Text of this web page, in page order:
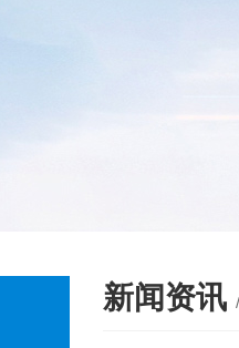
新闻资讯